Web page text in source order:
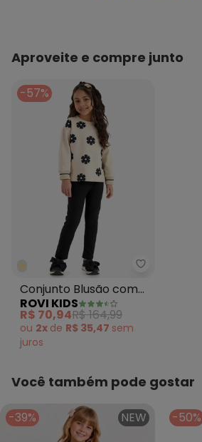
Aproveite e compre junto
-57%
Rovi Kids
Conjunto Blusão com
Legging Molecotton
Bege
ROVI KIDS
R$ 70,94R$ 164,99
ou 2x de R$ 35,47 sem
juros
Você também pode gostar
-39% NEW -50%